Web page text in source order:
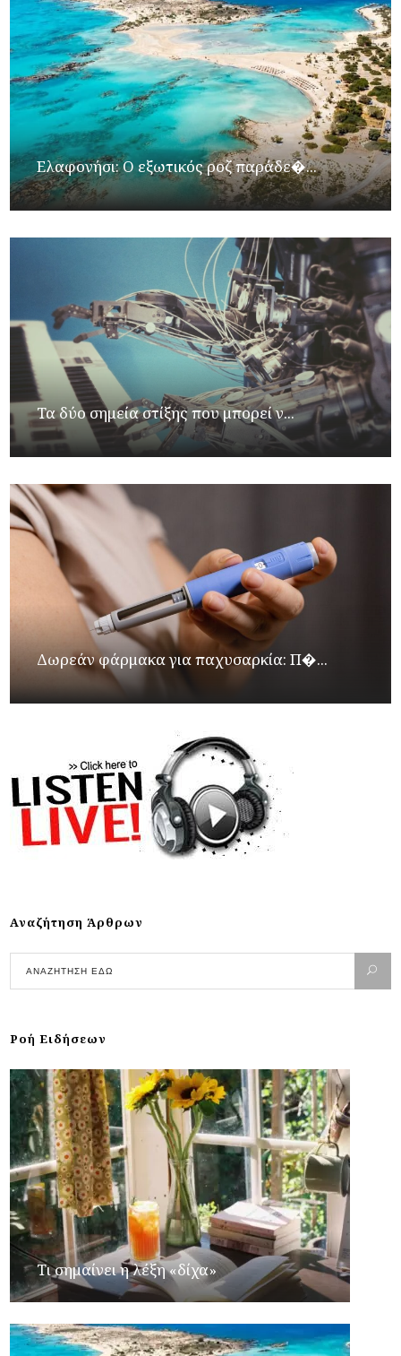
Ελαφονήσι: Ο εξωτικός ροζ παράδε�...
Τα δύο σημεία στίξης που μπορεί ν...
Δωρεάν φάρμακα για παχυσαρκία: Π�...
Αναζήτηση Άρθρων
Ροή Ειδήσεων
Τι σημαίνει η λέξη «δίχα»